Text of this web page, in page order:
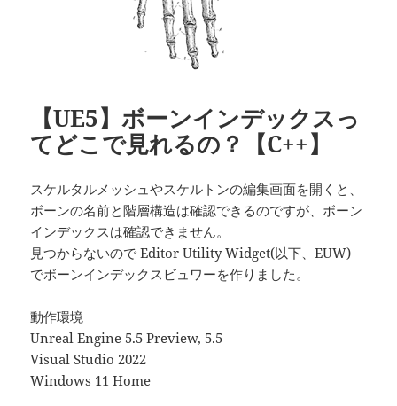
【UE5】ボーンインデックスっ
てどこで見れるの？【C++】
スケルタルメッシュやスケルトンの編集画面を開くと、
ボーンの名前と階層構造は確認できるのですが、ボーン
インデックスは確認できません。
見つからないので Editor Utility Widget(以下、EUW)
でボーンインデックスビュワーを作りました。
動作環境
Unreal Engine 5.5 Preview, 5.5
Visual Studio 2022
Windows 11 Home